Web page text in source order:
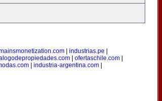
industrias.pe
| ofertaschile.com|
industria-argentina.com